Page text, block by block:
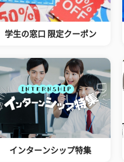
学生の窓口 限定クーポン
インターンシップ特集